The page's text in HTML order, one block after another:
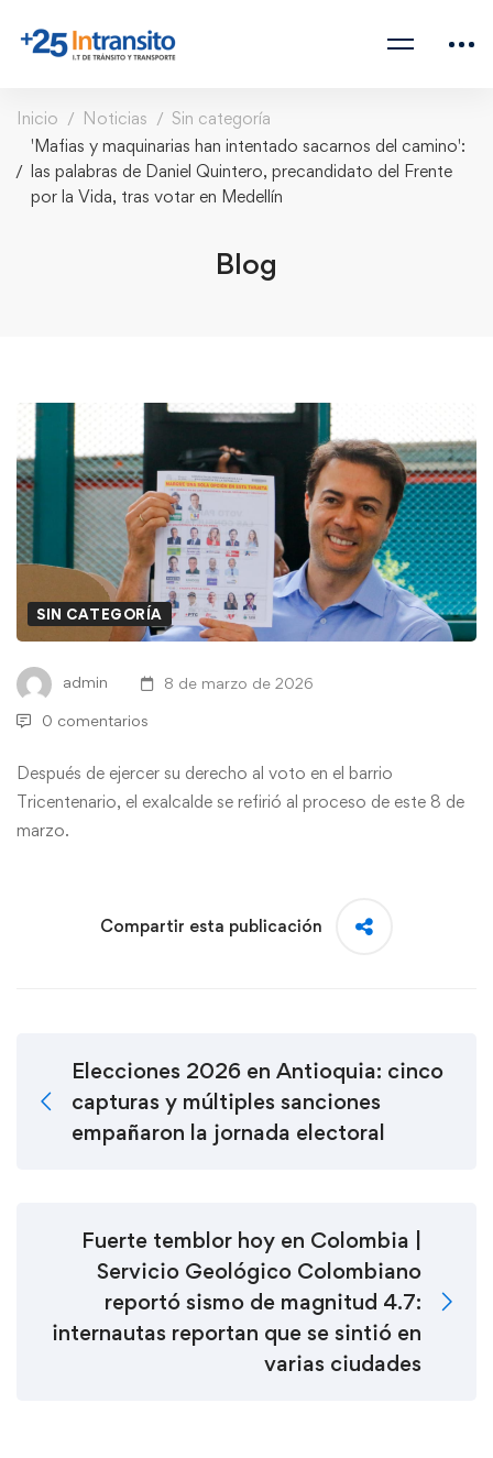
Inicio Noticias
Sin categoría
'Mafias y maquinarias han intentado sacarnos del camino':
las palabras de Daniel Quintero, precandidato del Frente
por la Vida, tras votar en Medellín
Blog
SIN CATEGORÍA
admin 8 de marzo de 2026
0 comentarios
Después de ejercer su derecho al voto en el barrio
Tricentenario, el exalcalde se refirió al proceso de este 8 de
marzo.
Compartir esta publicación
Elecciones 2026 en Antioquia: cinco
capturas y múltiples sanciones
empañaron la jornada electoral
Fuerte temblor hoy en Colombia |
Servicio Geológico Colombiano
reportó sismo de magnitud 4.7:
internautas reportan que se sintió en
varias ciudades